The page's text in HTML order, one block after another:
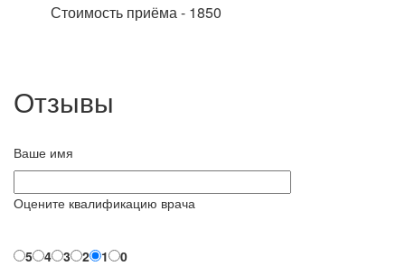
Стоимость приёма - 1850
Отзывы
Ваше имя
Оцените квалификацию врача
5 4 3 2 1
0